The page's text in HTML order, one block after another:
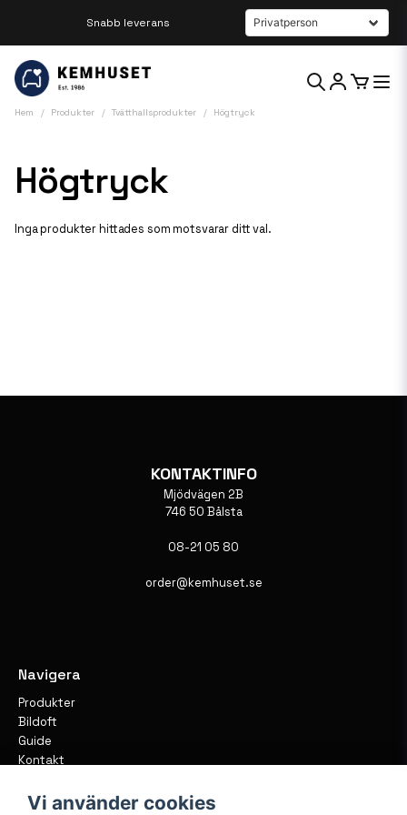
Snabb leverans
Beställ innan kl 12 så skickar vi samma dag
Hem Produkter Tvätthallsprodukter Högtryck
Högtryck
Inga produkter hittades som motsvarar ditt val.
Navigera
Produkter
Bildoft
Guide
Kontakt
KONTAKTINFO
Mjödvägen 2B
746 50 Bålsta
08-21 05 80
order@kemhuset.se
Vi använder cookies